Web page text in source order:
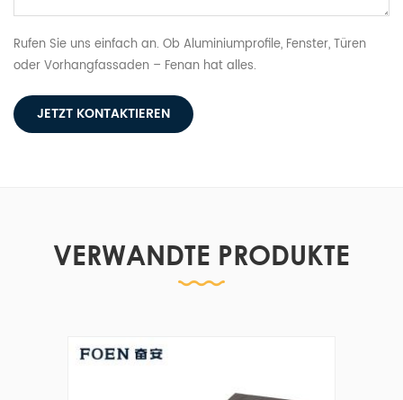
Rufen Sie uns einfach an. Ob Aluminiumprofile, Fenster, Türen
oder Vorhangfassaden – Fenan hat alles.
JETZT KONTAKTIEREN
VERWANDTE PRODUKTE